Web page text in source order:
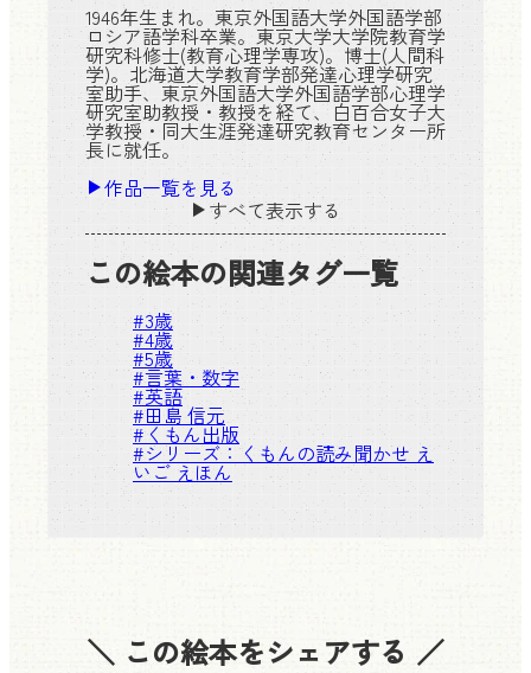
1946年生まれ。東京外国語大学外国語学部
ロシア語学科卒業。東京大学大学院教育学
研究科修士(教育心理学専攻)。博士(人間科
学)。北海道大学教育学部発達心理学研究
室助手、東京外国語大学外国語学部心理学
研究室助教授・教授を経て、白百合女子大
学教授・同大生涯発達研究教育センター所
長に就任。
作品一覧を見る
すべて表示する
この絵本の関連タグ一覧
#3歳
#4歳
#5歳
#言葉・数字
#英語
#田島 信元
#くもん出版
#シリーズ：くもんの読み聞かせ え
いご えほん
＼ この絵本をシェアする ／